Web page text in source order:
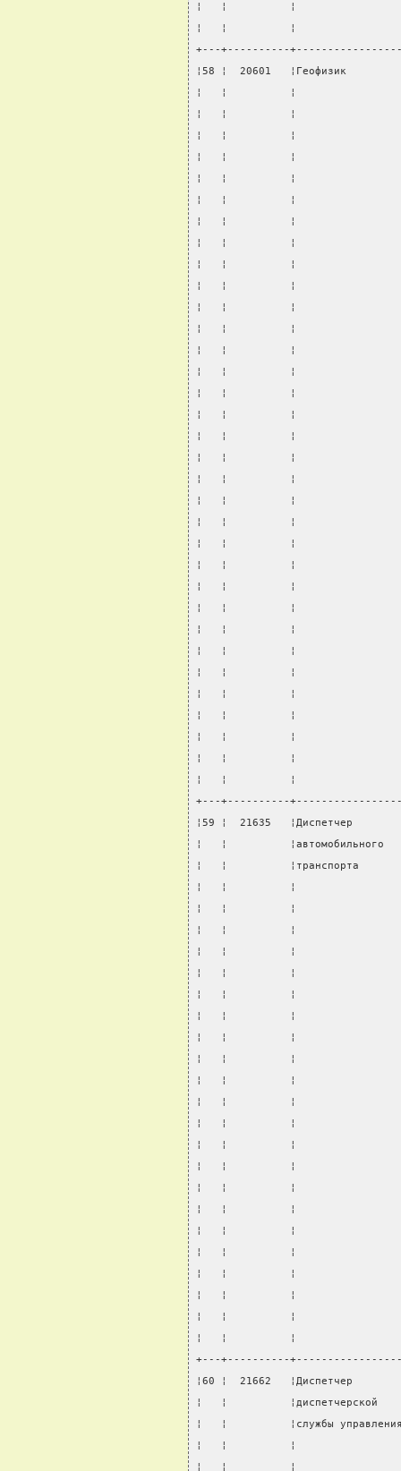
¦   ¦          ¦
¦   ¦          ¦
+---+----------
¦58 ¦  20601   ¦Геофизик
¦   ¦          ¦
¦   ¦          ¦
¦   ¦          ¦
¦   ¦          ¦
¦   ¦          ¦
¦   ¦          ¦                  ¦с
¦   ¦          ¦
¦   ¦          ¦
¦   ¦          ¦
¦   ¦          ¦
¦   ¦          ¦
¦   ¦          ¦
¦   ¦          ¦
¦   ¦          ¦
¦   ¦          ¦
¦   ¦          ¦
¦   ¦          ¦
¦   ¦          ¦
¦   ¦          ¦
¦   ¦          ¦
¦   ¦          ¦
¦   ¦          ¦
¦   ¦          ¦                  ¦В
¦   ¦          ¦
¦   ¦          ¦
¦   ¦          ¦
¦   ¦          ¦
¦   ¦          ¦
¦   ¦          ¦
¦   ¦          ¦
¦   ¦          ¦
¦   ¦          ¦
¦   ¦          ¦
+---+----------
¦59 ¦  21635   ¦Диспетчер
¦   ¦
¦   ¦          ¦транспорта
¦   ¦          ¦
¦   ¦          ¦
¦   ¦          ¦
¦   ¦          ¦
¦   ¦          ¦
¦   ¦          ¦
¦   ¦          ¦
¦   ¦          ¦
¦   ¦          ¦
¦   ¦          ¦
¦   ¦          ¦
¦   ¦          ¦
¦   ¦          ¦
¦   ¦          ¦                  ¦В
¦   ¦          ¦
¦   ¦          ¦
¦   ¦          ¦
¦   ¦          ¦
¦   ¦          ¦
¦   ¦          ¦
¦   ¦          ¦
¦   ¦          ¦
+---+----------
¦60 ¦  21662   ¦Диспетчер
¦   ¦          ¦диспетчерской
¦   ¦          ¦службы
¦   ¦          ¦
¦   ¦          ¦